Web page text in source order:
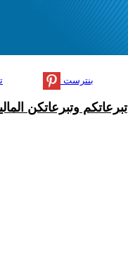
بنترست
تبرعاتكم وتبرعاتكن